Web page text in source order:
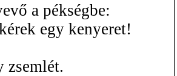
a pékségbe:
egy kenyeret!
zsemlét.